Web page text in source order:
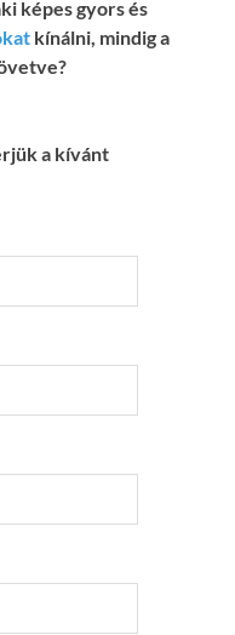
képes gyors és
kínálni, mindig a
a kívánt